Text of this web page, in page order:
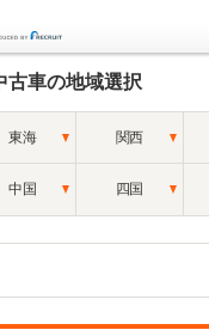
古車の地域選択
東海 関西
中国 四国